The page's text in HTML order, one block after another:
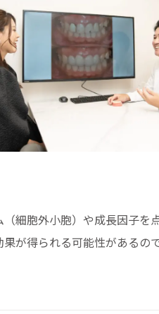
（細胞外小胞）や成長因子を
果が得られる可能性があるの